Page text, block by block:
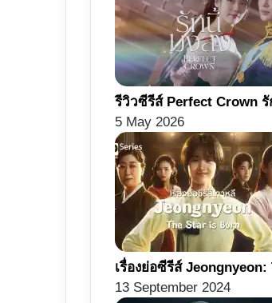
รีวิวซีรีส์ Perfect Crown
5 May 2026
เรื่องย่อซีรีส์
13 September 2024